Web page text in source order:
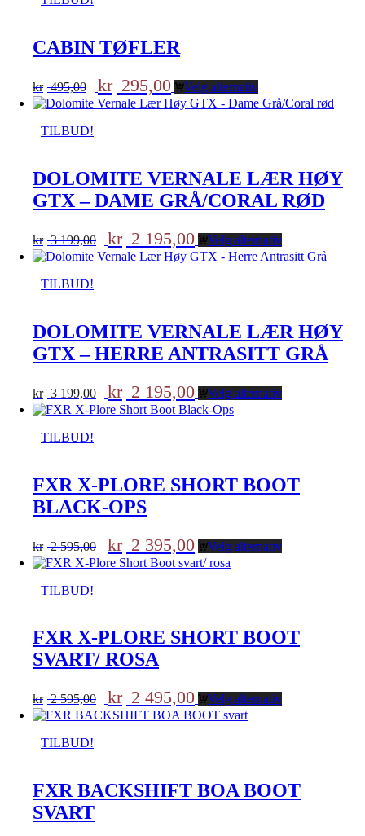
CABIN TØFLER
kr 495,00
Opprinnelig
pris
var:
kr 295,00 Nåværende
pris
er:
Velg alternativ
TILBUD!
DOLOMITE VERNALE LÆR HØY
GTX – DAME GRÅ/CORAL RØD
kr 3 199,00
Opprinnelig
pris
var:
kr 2 195,00 Nåværende
pris
er:
Velg alternativ
TILBUD!
DOLOMITE VERNALE LÆR HØY
GTX – HERRE ANTRASITT GRÅ
kr 3 199,00
Opprinnelig
pris
var:
kr 2 195,00 Nåværende
pris
er:
Velg alternativ
TILBUD!
FXR X-PLORE SHORT BOOT
BLACK-OPS
kr 2 595,00
Opprinnelig
pris
var:
kr 2 395,00 Nåværende
pris
er:
Velg alternativ
TILBUD!
FXR X-PLORE SHORT BOOT
SVART/ ROSA
kr 2 595,00
Opprinnelig
pris
var:
kr 2 495,00 Nåværende
pris
er:
Velg alternativ
TILBUD!
FXR BACKSHIFT BOA BOOT
SVART